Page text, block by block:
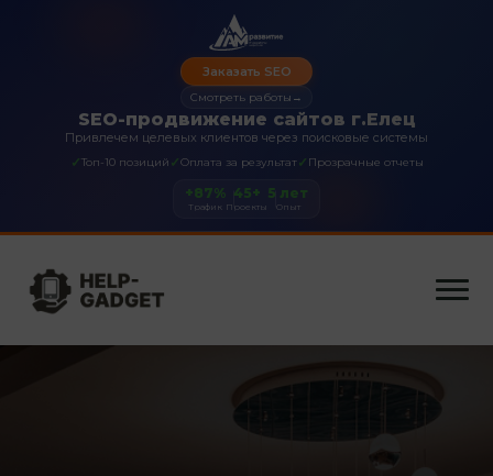
SEO-продвижение сайтов г.Елец
Привлечем целевых клиентов через поисковые системы
✓Топ-10 позиций ✓Оплата за результат✓ Прозрачные отчеты
Заказать SEO
Смотреть работы →
+87%
Трафик
45+
Проекты
5 лет
Опыт